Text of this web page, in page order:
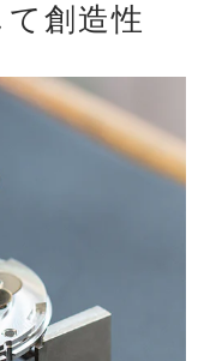
創造性